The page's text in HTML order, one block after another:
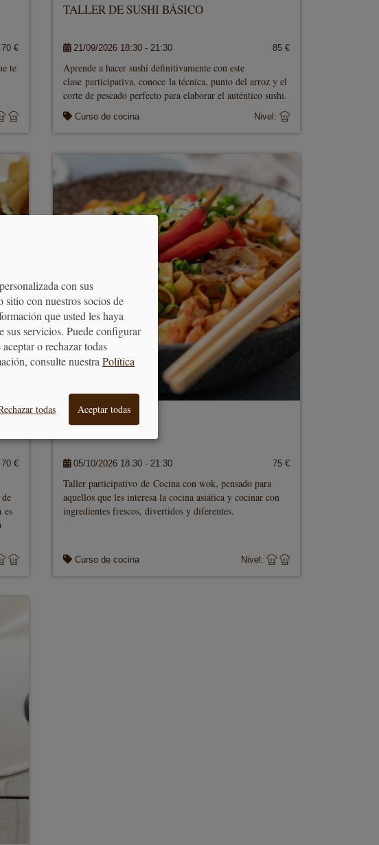
70 €
te
TALLER DE SUSHI BÁSICO
21/09/2026 18:30 - 21:30 85 €
Aprende a hacer sushi definitivamente con este
clase participativa, conoce la técnica, punto del arroz y el
corte de pescado perfecto para elaborar el auténtico sushi.
Curso de cocina Nivel:
70 €
es
TALLER DE WOK
05/10/2026 18:30 - 21:30 75 €
Taller participativo de Cocina con wok, pensado para
aquellos que les interesa la cocina asiática y cocinar con
ingredientes frescos, divertidos y diferentes.
Curso de cocina Nivel:
con sus
sitio con nuestros socios de
que usted les haya
sus servicios. Puede configurar
o rechazar todas
consulte nuestra Política
todas Aceptar todas